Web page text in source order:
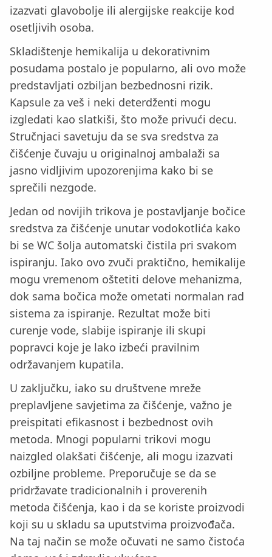
izazvati glavobolje ili alergijske reakcije kod
osetljivih osoba.
Skladištenje hemikalija u dekorativnim
posudama postalo je popularno, ali ovo može
predstavljati ozbiljan bezbednosni rizik.
Kapsule za veš i neki deterdženti mogu
izgledati kao slatkiši, što može privući decu.
Stručnjaci savetuju da se sva sredstva za
čišćenje čuvaju u originalnoj ambalaži sa
jasno vidljivim upozorenjima kako bi se
sprečili nezgode.
Jedan od novijih trikova je postavljanje bočice
sredstva za čišćenje unutar vodokotlića kako
bi se WC šolja automatski čistila pri svakom
ispiranju. Iako ovo zvuči praktično, hemikalije
mogu vremenom oštetiti delove mehanizma,
dok sama bočica može ometati normalan rad
sistema za ispiranje. Rezultat može biti
curenje vode, slabije ispiranje ili skupi
popravci koje je lako izbeći pravilnim
održavanjem kupatila.
U zaključku, iako su društvene mreže
preplavljene savjetima za čišćenje, važno je
preispitati efikasnost i bezbednost ovih
metoda. Mnogi popularni trikovi mogu
naizgled olakšati čišćenje, ali mogu izazvati
ozbiljne probleme. Preporučuje se da se
pridržavate tradicionalnih i proverenih
metoda čišćenja, kao i da se koriste proizvodi
koji su u skladu sa uputstvima proizvođača.
Na taj način se može očuvati ne samo čistoća